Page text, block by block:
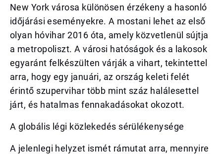
New York városa különösen érzékeny a hasonló
időjárási eseményekre. A mostani lehet az első
olyan hóvihar 2016 óta, amely közvetlenül sújtja
a metropoliszt. A városi hatóságok és a lakosok
egyaránt felkészülten várják a vihart, tekintettel
arra, hogy egy januári, az ország keleti felét
érintő szupervihar több mint száz halálesettel
járt, és hatalmas fennakadásokat okozott.
A globális légi közlekedés sérülékenysége
A jelenlegi helyzet ismét rámutat arra, mennyire